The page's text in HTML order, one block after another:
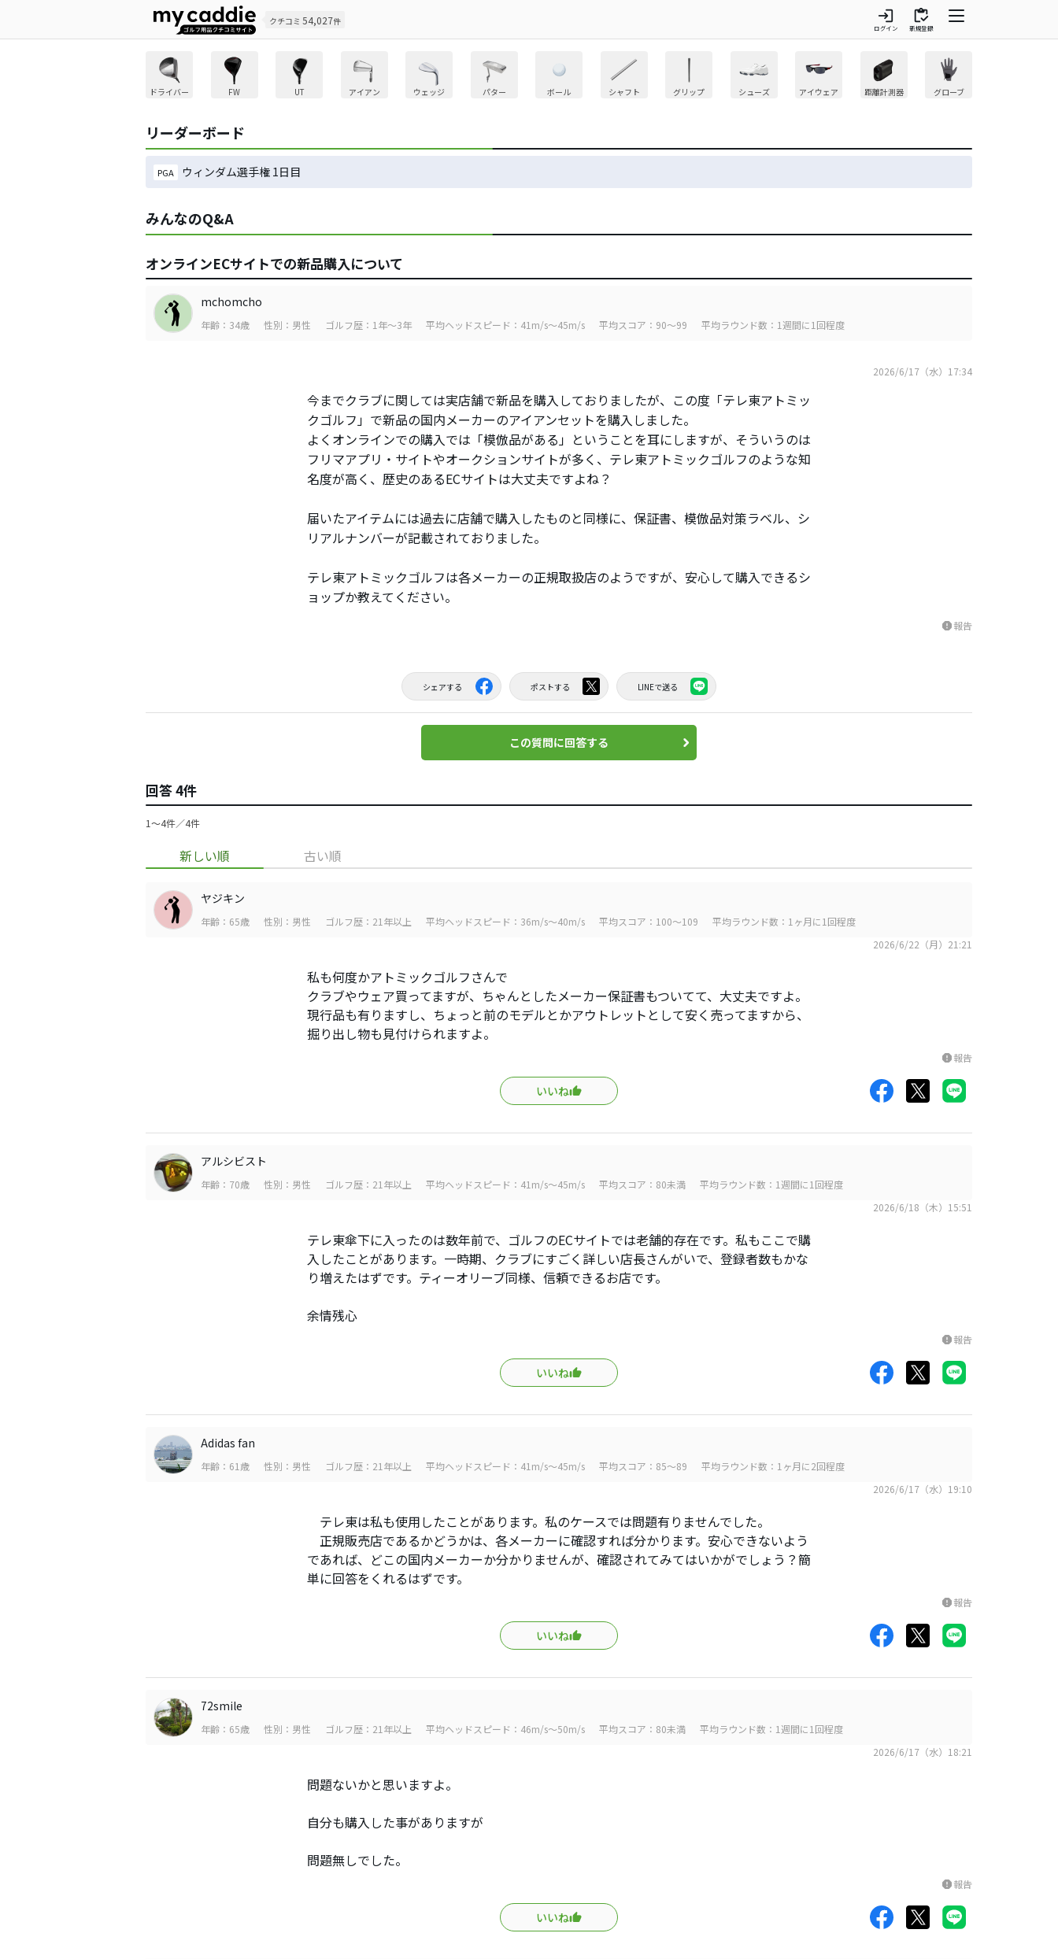
クチコミ 54,027件 login
ログイン
inventory
新規登録
ドライバー FW UT アイアン ウェッジ パター ボール シャフト グリップ シューズ アイウェア 距離計測器 グローブ
リーダーボード
PGA ウィンダム選手権 1日目
みんなのQ&A
オンラインECサイトでの新品購入について
mchomcho
年齢：34歳 性別：男性 ゴルフ歴：1年～3年 平均ヘッドスピード：41m/s～45m/s 平均スコア：90～99 平均ラウンド数：1週間に1回程度
2026/6/17（水）17:34
今までクラブに関しては実店舗で新品を購入しておりましたが、この度「テレ東アトミッ
クゴルフ」で新品の国内メーカーのアイアンセットを購入しました。
よくオンラインでの購入では「模倣品がある」ということを耳にしますが、そういうのは
フリマアプリ・サイトやオークションサイトが多く、テレ東アトミックゴルフのような知
名度が高く、歴史のあるECサイトは大丈夫ですよね？
届いたアイテムには過去に店舗で購入したものと同様に、保証書、模倣品対策ラベル、シ
リアルナンバーが記載されておりました。
テレ東アトミックゴルフは各メーカーの正規取扱店のようですが、安心して購入できるシ
ョップか教えてください。
report報告
シェアする ポストする LINEで送る
この質問に回答する
回答 4件
1〜4件／4件
新しい順 古い順
ヤジキン
年齢：65歳 性別：男性 ゴルフ歴：21年以上 平均ヘッドスピード：36m/s～40m/s 平均スコア：100～109
平均ラウンド数：1ヶ月に1回程度
2026/6/22（月）21:21
私も何度かアトミックゴルフさんで
クラブやウェア買ってますが、ちゃんとしたメーカー保証書もついてて、大丈夫ですよ。
現行品も有りますし、ちょっと前のモデルとかアウトレットとして安く売ってますから、
掘り出し物も見付けられますよ。
report報告
いいね
アルシビスト
年齢：70歳 性別：男性 ゴルフ歴：21年以上 平均ヘッドスピード：41m/s～45m/s 平均スコア：80未満
平均ラウンド数：1週間に1回程度
2026/6/18（木）15:51
テレ東傘下に入ったのは数年前で、ゴルフのECサイトでは老舗的存在です。私もここで購
入したことがあります。一時期、クラブにすごく詳しい店長さんがいで、登録者数もかな
り増えたはずです。ティーオリーブ同様、信頼できるお店です。
余情残心
report報告
いいね
Adidas fan
年齢：61歳 性別：男性 ゴルフ歴：21年以上 平均ヘッドスピード：41m/s～45m/s 平均スコア：85～89
平均ラウンド数：1ヶ月に2回程度
2026/6/17（水）19:10
テレ東は私も使用したことがあります。私のケースでは問題有りませんでした。
正規販売店であるかどうかは、各メーカーに確認すれば分かります。安心できないよう
であれば、どこの国内メーカーか分かりませんが、確認されてみてはいかがでしょう？簡
単に回答をくれるはずです。
report報告
いいね
72smile
年齢：65歳 性別：男性 ゴルフ歴：21年以上 平均ヘッドスピード：46m/s～50m/s 平均スコア：80未満
平均ラウンド数：1週間に1回程度
2026/6/17（水）18:21
問題ないかと思いますよ。
自分も購入した事がありますが
問題無しでした。
report報告
いいね